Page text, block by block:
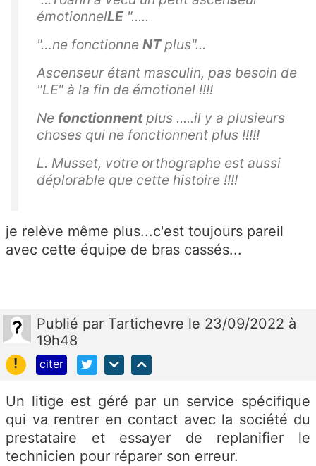
émotionnelLE ".....
"…ne fonctionne NTplus"...
Ascenseur étant masculin, pas besoin de
"LE" à la fin de émotionel !!!!
Ne fonctionnent plus .....il y a plusieurs
choses qui ne fonctionnent plus !!!!!
L. Musset, votre orthographe est aussi
déplorable que cette histoire !!!!
je relève même plus...c'est toujours pareil
avec cette équipe de bras cassés...
Publié par Tartichevre le 23/09/2022 à
19h48
!
citer
Un litige est géré par un service spécifique
qui va rentrer en contact avec la société du
prestataire et essayer de replanifier le
technicien pour réparer son erreur.